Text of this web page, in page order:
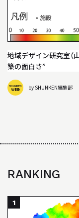
BACK NUMBER 「
STUDIO WORKS
スタジオワークス
AWARD
リンク
地域デザイン研究室（
築の面白さ”
by SHUNKEN編集部
RANKING
1